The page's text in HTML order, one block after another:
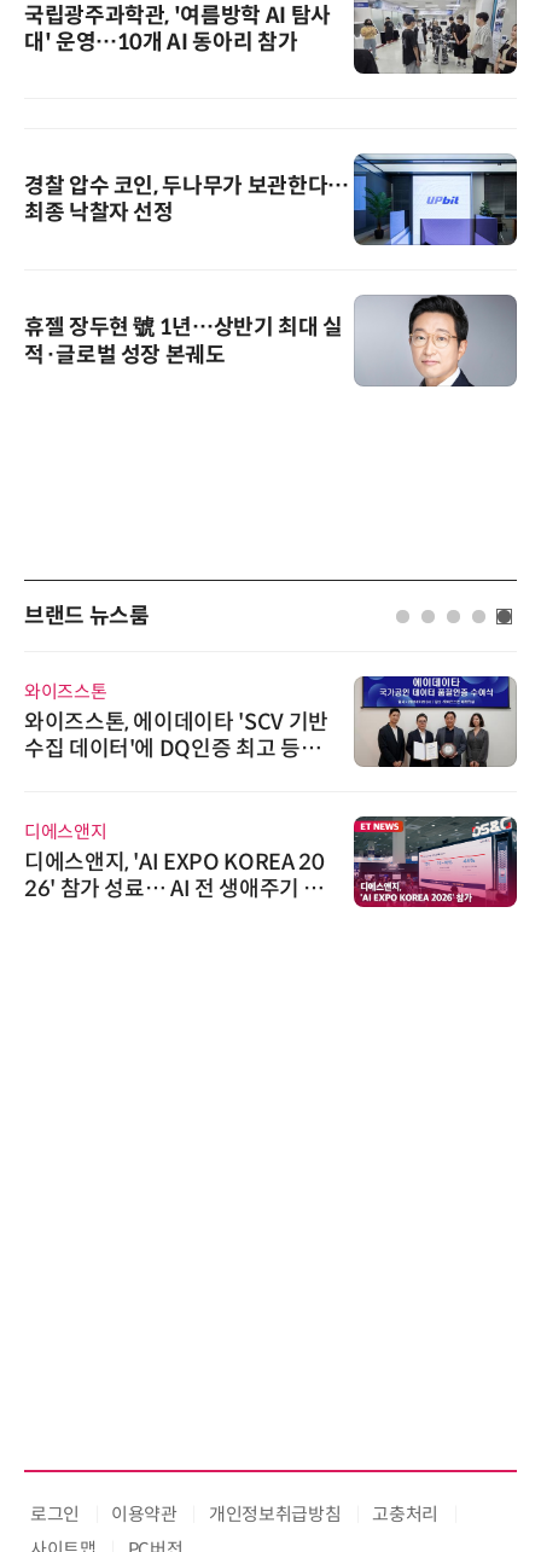
국립광주과학관, '여름방학 AI 탐사
대' 운영…10개 AI 동아리 참가
경찰 압수 코인, 두나무가 보관한다…
최종 낙찰자 선정
휴젤 장두현 號 1년…상반기 최대 실
적·글로벌 성장 본궤도
브랜드 뉴스룸
와이즈스톤
와이즈스톤, 에이데이타 'SCV 기반
수집 데이터'에 DQ인증 최고 등급
디에스앤지
디에스앤지, 'AI EXPO KOREA 20
26' 참가 성료… AI 전 생애주기 아
로그인 이용약관 개인정보취급방침
고충처리